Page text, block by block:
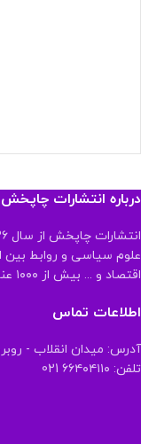
درباره انتشارات چاپخش
علوم سیاسی و روابط بین
اقتصاد و ... بیش از ۱۰۰۰ عنوان کتاب روانه بازار نشر کرده است .
اطلاعات تماس
آدرس: میدان انقلاب -
تلفن: ۶۶۴۰۴۱۱۰ 021